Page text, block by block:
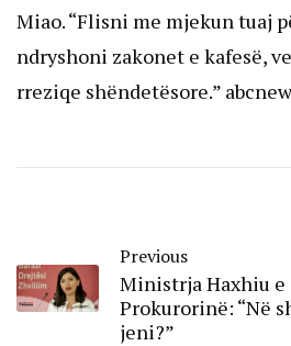
Miao. “Flisni me mjekun tuaj
ndryshoni zakonet e kafesë,
rreziqe shëndetësore.”
Previous
Ministrja Haxhiu e
Prokurorinë: “Në
jeni?”